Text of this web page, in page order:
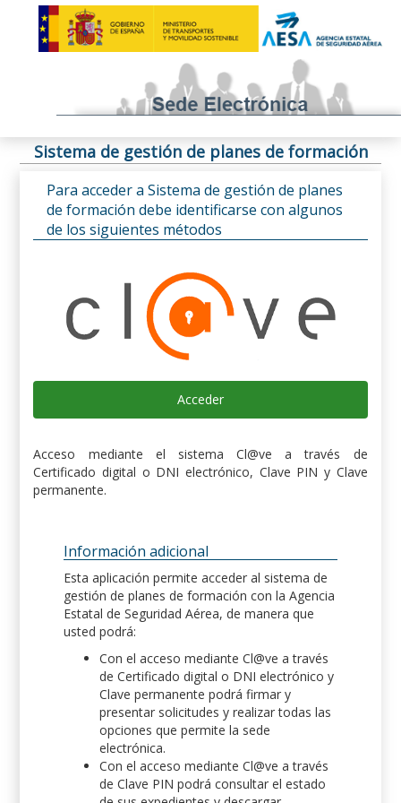
Sistema de gestión de planes de formación
Para acceder a Sistema de gestión de planes
de formación debe identificarse con algunos
de los siguientes métodos
Acceder
Acceso mediante el sistema Cl@ve a través de
Certificado digital o DNI electrónico, Clave PIN y Clave
permanente.
Información adicional
Esta aplicación permite acceder al sistema de
gestión de planes de formación con la Agencia
Estatal de Seguridad Aérea, de manera que
usted podrá:
Con el acceso mediante Cl@ve a través
de Certificado digital o DNI electrónico y
Clave permanente podrá firmar y
presentar solicitudes y realizar todas las
opciones que permite la sede
electrónica.
Con el acceso mediante Cl@ve a través
de Clave PIN podrá consultar el estado